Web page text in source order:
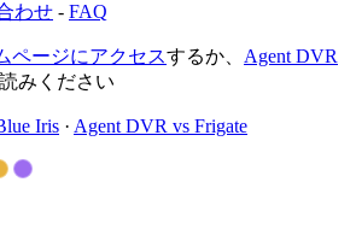
わせ - FAQ
ページにアクセスするか、 Agent DVR
みください
Iris · Agent DVR vs Frigate